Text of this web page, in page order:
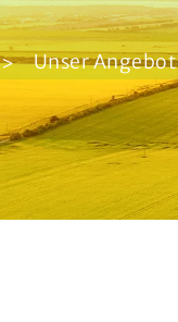
Unser Angebot
uns
Angebot